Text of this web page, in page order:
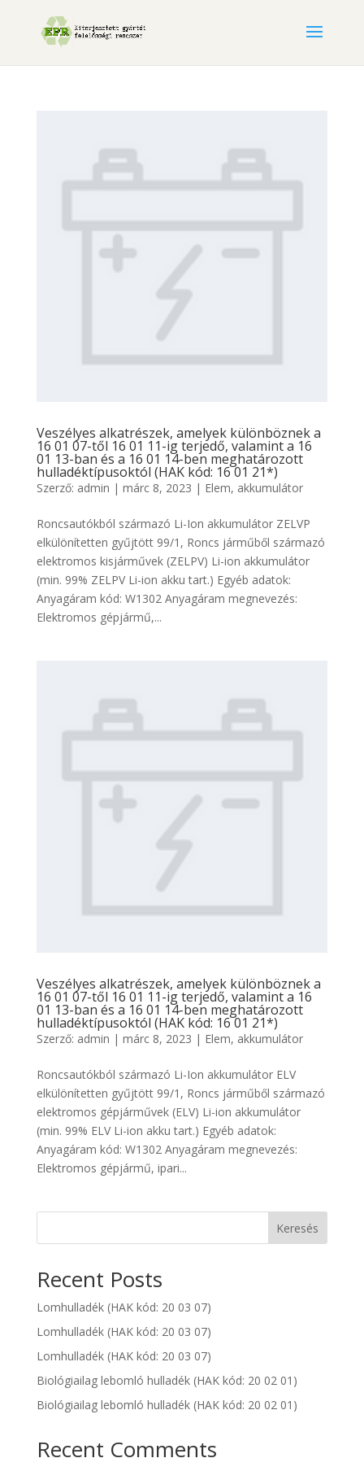
Veszélyes alkatrészek, amelyek különböznek a
16 01 07-től 16 01 11-ig terjedő, valamint a 16
01 13-ban és a 16 01 14-ben meghatározott
hulladéktípusoktól (HAK kód: 16 01 21*)
Szerző: admin | márc 8, 2023 | Elem, akkumulátor
Roncsautókból származó Li-Ion akkumulátor ZELVP
elkülönítetten gyűjtött 99/1, Roncs járműből származó
elektromos kisjárművek (ZELPV) Li-ion akkumulátor
(min. 99% ZELPV Li-ion akku tart.) Egyéb adatok:
Anyagáram kód: W1302 Anyagáram megnevezés:
Elektromos gépjármű,...
Veszélyes alkatrészek, amelyek különböznek a
16 01 07-től 16 01 11-ig terjedő, valamint a 16
01 13-ban és a 16 01 14-ben meghatározott
hulladéktípusoktól (HAK kód: 16 01 21*)
Szerző: admin | márc 8, 2023 | Elem, akkumulátor
Roncsautókból származó Li-Ion akkumulátor ELV
elkülönítetten gyűjtött 99/1, Roncs járműből származó
elektromos gépjárművek (ELV) Li-ion akkumulátor
(min. 99% ELV Li-ion akku tart.) Egyéb adatok:
Anyagáram kód: W1302 Anyagáram megnevezés:
Elektromos gépjármű, ipari...
Keresés
Recent Posts
Lomhulladék (HAK kód: 20 03 07)
Lomhulladék (HAK kód: 20 03 07)
Lomhulladék (HAK kód: 20 03 07)
Biológiailag lebomló hulladék (HAK kód: 20 02 01)
Biológiailag lebomló hulladék (HAK kód: 20 02 01)
Recent Comments